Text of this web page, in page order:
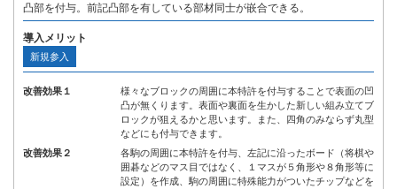
凸部を付与。前記凸部を有している部材同士が嵌合できる。
導入メリット
新規参入
改善効果１
様々なブロックの周囲に本特許を付与することで表面の凹
凸が無くります。表面や裏面を生かした新しい組み立てブ
ロックが狙えるかと思います。また、四角のみならず丸型
などにも付与できます。
改善効果２
各駒の周囲に本特許を付与、左記に沿ったボード（将棋や
囲碁などのマス目ではなく、１マスが５角形や８角形等に
設定）を作成、駒の周囲に特殊能力がついたチップなどを